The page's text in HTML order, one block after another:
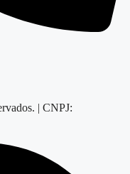
| CNPJ: